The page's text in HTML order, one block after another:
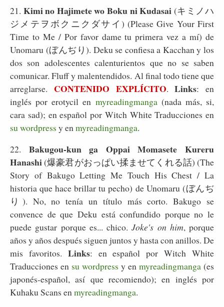
21. Kimi no Hajimete wo Boku ni Kudasai (キミノハ
ジメテヲボクニクダサイ) (Please Give Your First
Time to Me / Por favor dame tu primera vez a mí) de
Unomaru (ぼんぢり). Deku se confiesa a Kacchan y los
dos son adolescentes calenturientos que no se saben
comunicar. Fluff y malentendidos. Al final todo tiene que
arreglarse. CONTENIDO EXPLÍCITO.Links: en
inglés por erotycil en myreadingmanga(nada más, si,
cara sad); en español por Witch White Traducciones en
su wordpress y enmyreadingmanga.
22. Bakugou-kun ga Oppai Momasete Kureru
Hanashi(爆豪君がおっぱい揉ませてくれる話) (The
Story of Bakugo Letting Me Touch His Chest / La
historia que hace brillar tu pecho) de Unomaru (ぼんぢ
り). No, no tenía un título más corto. Bakugo se
convence de que Deku está confundido porque no le
puede gustar porque es... chico.Joke's on him, porque
años y años después siguen juntos y hasta con anillos. De
mis favoritos. Links: en español por Witch White
Traducciones en su wordpress y en myreadingmanga (es
japonés-español, así que recomiendo); en inglés por
Kuhaku Scans enmyreadingmanga.